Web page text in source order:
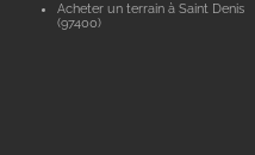
Acheter un terrain à Saint Denis
(97400)